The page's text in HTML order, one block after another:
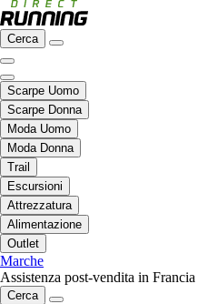
Cerca
Scarpe Uomo
Scarpe Donna
Moda Uomo
Moda Donna
Trail
Escursioni
Attrezzatura
Alimentazione
Outlet
Marche
Assistenza post-vendita in Francia
Cerca